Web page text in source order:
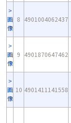
画
像
8 4901004062437
画
像
9 4901870647462
画
像
10 4901411141558